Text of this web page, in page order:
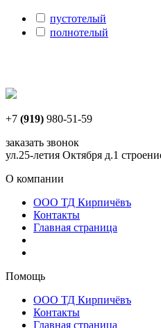
пустотелый
полнотелый
+7 (919) 980-51-59
заказать звонок
ул.25-летия Октября д.1
О компании
ООО ТД Кирпичёвъ
Контакты
Главная страница
Помощь
ООО ТД Кирпичёвъ
Контакты
Главная страница